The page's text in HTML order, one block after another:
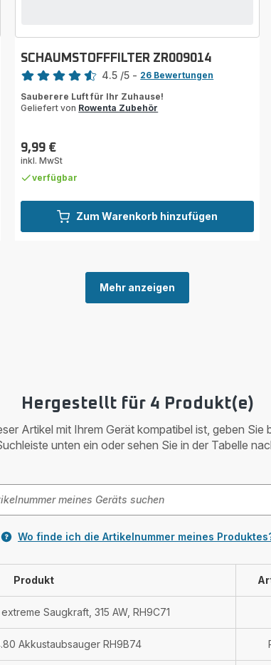
Zum Warenkorb hinzufügen
SCHAUMSTOFFFILTER ZR009014
Bewertung
4.5 /5 - 26 Bewertungen
Sauberere Luft für Ihr Zuhause!
Geliefert von Rowenta Zubehör
Preis
9,99 €
inkl. MwSt
verfügbar
Mehr anzeigen
Hergestellt für 4 Produkt(e)
Artikel mit Ihrem Gerät kompatibel ist, geben Sie
unten ein oder sehen Sie in der Tabelle
Wo finde ich die Artikelnummer meines
Produkt
Saugkraft, 315 AW, RH9C71
Akkustaubsauger RH9B74